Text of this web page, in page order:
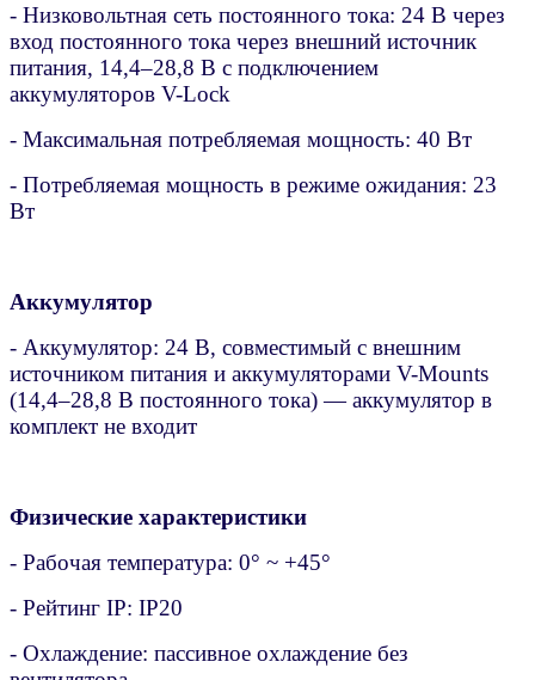
- Низковольтная сеть постоянного тока: 24 В через
вход постоянного тока через внешний источник
питания, 14,4–28,8 В с подключением
аккумуляторов V-Lock
- Максимальная потребляемая мощность: 40 Вт
- Потребляемая мощность в режиме ожидания: 23
Вт
Аккумулятор
- Аккумулятор: 24 В, совместимый с внешним
источником питания и аккумуляторами V-Mounts
(14,4–28,8 В постоянного тока) — аккумулятор в
комплект не входит
Физические характеристики
- Рабочая температура: 0° ~ +45°
- Рейтинг IP: IP20
- Охлаждение: пассивное охлаждение без